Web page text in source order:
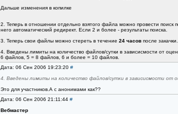
Дальше изменения в копилке
2. Теперь в отношении отдельно взятого файла можно провести поиск
него автоматический редирект. Если 2 и более - результаты поиска.
3. Теперь свои файлы можно стереть в течение 24 часов после
4. Введены лимиты на количество файлов/сутки в зависисмости от
6 файлов, 5 = 8 файлов, 6 и более = 10 файлов.
Дата: 06 Сен 2006 19:23:20 #
4. Введены лимиты на количество файлов/сутки в зависисмости от
Это для участников.А с анонимами как??
Дата: 06 Сен 2006 21:11:44 #
Вебмастер